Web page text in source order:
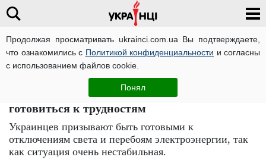
Продолжая просматривать ukrainci.com.ua Вы подтверждаете,
что ознакомились с Политикой конфиденциальности и согласны
с использованием файлов cookie.
Понял
Масштабные отключения света
возвращаются? Украинцев призывают
готовиться к трудностям
Украинцев призывают быть готовыми к
отключениям света и перебоям электроэнергии, так
как ситуация очень нестабильная.